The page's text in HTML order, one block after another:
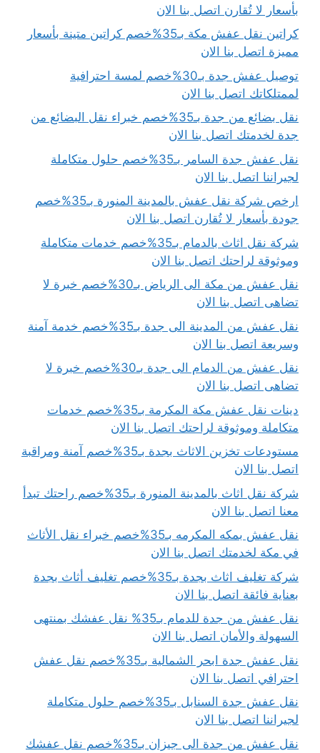
بأسعار لا تُقارن اتصل بنا الان
كراتين نقل عفش مكة بـ35%خصم كراتين متينة بأسعار
مميزة اتصل بنا الان
توصيل عفش جدة بـ30%خصم لمسة احترافية
لممتلكاتك اتصل بنا الان
نقل بضائع من جدة بـ35%خصم خبراء نقل البضائع من
جدة لخدمتك اتصل بنا الان
نقل عفش جدة السامر بـ35%خصم حلول متكاملة
لجيراننا اتصل بنا الان
ارخص شركة نقل عفش بالمدينة المنورة بـ35%خصم
جودة بأسعار لا تُقارن اتصل بنا الان
شركة نقل اثاث بالدمام بـ35%خصم خدمات متكاملة
وموثوقة لراحتك اتصل بنا الان
نقل عفش من مكة الى الرياض بـ30%خصم خبرة لا
تضاهى اتصل بنا الان
نقل عفش من المدينة الى جدة بـ35%خصم خدمة آمنة
وسريعة اتصل بنا الان
نقل عفش من الدمام الى جدة بـ30%خصم خبرة لا
تضاهى اتصل بنا الان
دينات نقل عفش مكة المكرمة بـ35%خصم خدمات
متكاملة وموثوقة لراحتك اتصل بنا الان
مستودعات تخزين الاثاث بجدة بـ35%خصم آمنة ومراقبة
اتصل بنا الان
شركة نقل اثاث بالمدينة المنورة بـ35%خصم راحتك تبدأ
معنا اتصل بنا الان
نقل عفش بمكه المكرمه بـ35%خصم خبراء نقل الأثاث
في مكة لخدمتك اتصل بنا الان
شركة تغليف اثاث بجدة بـ35%خصم تغليف أثاث بجدة
بعناية فائقة اتصل بنا الان
نقل عفش من جدة للدمام بـ35% نقل عفشك بمنتهى
السهولة والأمان اتصل بنا الان
نقل عفش جدة ابحر الشمالية بـ35%خصم نقل عفش
احترافي اتصل بنا الان
نقل عفش جدة السنابل بـ35%خصم حلول متكاملة
لجيراننا اتصل بنا الان
نقل عفش من جدة الى جيزان بـ35%خصم نقل عفشك